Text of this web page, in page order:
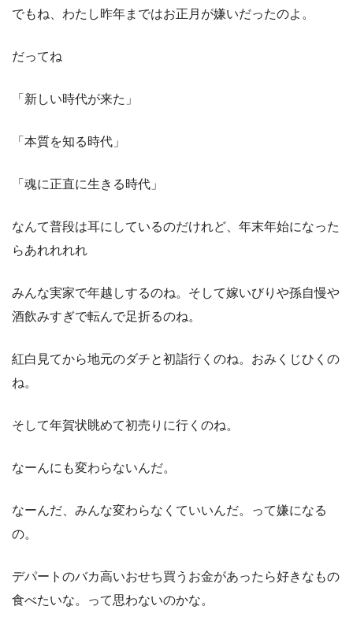
でもね、わたし昨年まではお正月が嫌いだったのよ。
だってね
「新しい時代が来た」
「本質を知る時代」
「魂に正直に生きる時代」
なんて普段は耳にしているのだけれど、年末年始になった
らあれれれれ
みんな実家で年越しするのね。そして嫁いびりや孫自慢や
酒飲みすぎで転んで足折るのね。
紅白見てから地元のダチと初詣行くのね。おみくじひくの
ね。
そして年賀状眺めて初売りに行くのね。
なーんにも変わらないんだ。
なーんだ、みんな変わらなくていいんだ。って嫌になる
の。
デパートのバカ高いおせち買うお金があったら好きなもの
食べたいな。って思わないのかな。